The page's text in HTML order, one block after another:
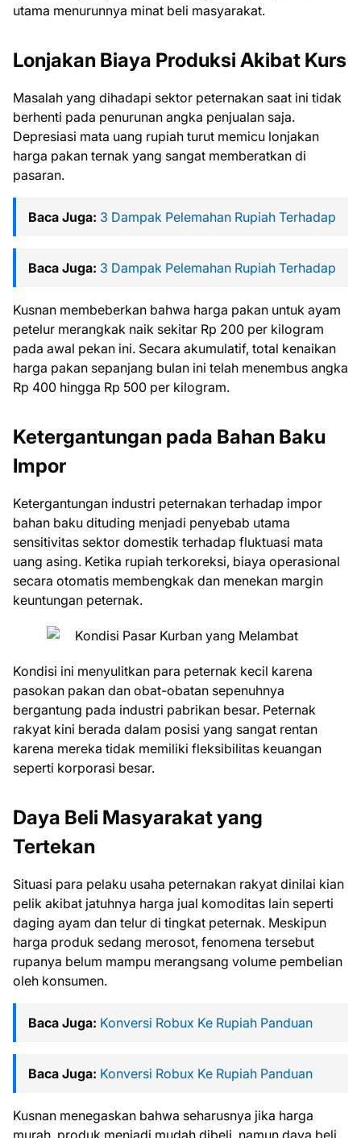
utama menurunnya minat beli masyarakat.
Lonjakan Biaya Produksi Akibat Kurs
Masalah yang dihadapi sektor peternakan saat ini tidak
berhenti pada penurunan angka penjualan saja.
Depresiasi mata uang rupiah turut memicu lonjakan
harga pakan ternak yang sangat memberatkan di
pasaran.
Baca Juga: 3 Dampak Pelemahan Rupiah Terhadap
Baca Juga: 3 Dampak Pelemahan Rupiah Terhadap
Kusnan membeberkan bahwa harga pakan untuk ayam
petelur merangkak naik sekitar Rp 200 per kilogram
pada awal pekan ini. Secara akumulatif, total kenaikan
harga pakan sepanjang bulan ini telah menembus angka
Rp 400 hingga Rp 500 per kilogram.
Ketergantungan pada Bahan Baku
Impor
Ketergantungan industri peternakan terhadap impor
bahan baku dituding menjadi penyebab utama
sensitivitas sektor domestik terhadap fluktuasi mata
uang asing. Ketika rupiah terkoreksi, biaya operasional
secara otomatis membengkak dan menekan margin
keuntungan peternak.
Kondisi ini menyulitkan para peternak kecil karena
pasokan pakan dan obat-obatan sepenuhnya
bergantung pada industri pabrikan besar. Peternak
rakyat kini berada dalam posisi yang sangat rentan
karena mereka tidak memiliki fleksibilitas keuangan
seperti korporasi besar.
Daya Beli Masyarakat yang
Tertekan
Situasi para pelaku usaha peternakan rakyat dinilai kian
pelik akibat jatuhnya harga jual komoditas lain seperti
daging ayam dan telur di tingkat peternak. Meskipun
harga produk sedang merosot, fenomena tersebut
rupanya belum mampu merangsang volume pembelian
oleh konsumen.
Baca Juga: Konversi Robux Ke Rupiah Panduan
Baca Juga: Konversi Robux Ke Rupiah Panduan
Kusnan menegaskan bahwa seharusnya jika harga
murah, produk menjadi mudah dibeli, namun daya beli